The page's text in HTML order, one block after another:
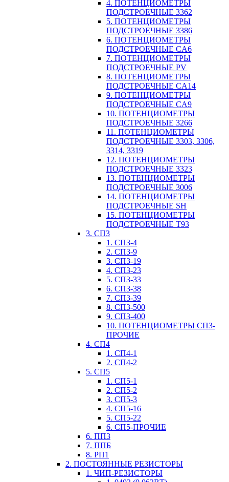
4. ПОТЕНЦИОМЕТРЫ
ПОДСТРОЕЧНЫЕ 3362
5. ПОТЕНЦИОМЕТРЫ
ПОДСТРОЕЧНЫЕ 3386
6. ПОТЕНЦИОМЕТРЫ
ПОДСТРОЕЧНЫЕ CA6
7. ПОТЕНЦИОМЕТРЫ
ПОДСТРОЕЧНЫЕ PV
8. ПОТЕНЦИОМЕТРЫ
ПОДСТРОЕЧНЫЕ CA14
9. ПОТЕНЦИОМЕТРЫ
ПОДСТРОЕЧНЫЕ CA9
10. ПОТЕНЦИОМЕТРЫ
ПОДСТРОЕЧНЫЕ 3266
11. ПОТЕНЦИОМЕТРЫ
ПОДСТРОЕЧНЫЕ 3303, 3306,
3314, 3319
12. ПОТЕНЦИОМЕТРЫ
ПОДСТРОЕЧНЫЕ 3323
13. ПОТЕНЦИОМЕТРЫ
ПОДСТРОЕЧНЫЕ 3006
14. ПОТЕНЦИОМЕТРЫ
ПОДСТРОЕЧНЫЕ SH
15. ПОТЕНЦИОМЕТРЫ
ПОДСТРОЕЧНЫЕ Т93
3. СП3
1. СП3-4
2. СП3-9
3. СП3-19
4. СП3-23
5. СП3-33
6. СП3-38
7. СП3-39
8. СП3-500
9. СП3-400
10. ПОТЕНЦИОМЕТРЫ СП3-
ПРОЧИЕ
4. СП4
1. СП4-1
2. СП4-2
5. СП5
1. СП5-1
2. СП5-2
3. СП5-3
4. СП5-16
5. СП5-22
6. СП5-ПРОЧИЕ
6. ПП3
7. ППБ
8. РП1
2. ПОСТОЯННЫЕ РЕЗИСТОРЫ
1. ЧИП-РЕЗИСТОРЫ